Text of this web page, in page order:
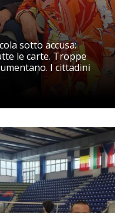
sotto accusa:
le carte. Troppe
I cittadini